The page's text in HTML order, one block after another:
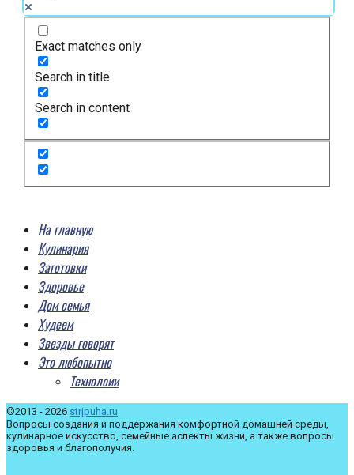
Exact matches only
Search in title
Search in content
На главную
Кулинария
Заготовки
Здоровье
Дом семья
Худеем
Звезды говорят
Это любопытно
Технолоии
©2013 - 2026 strjpuha.ru
Вопросы создания и поддержания комфортной домашней среды,
кулинарное искусство, семейные аспекты жизни, а также вопросы
здоровья и благополучия.